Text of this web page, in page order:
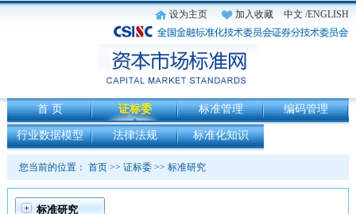
设为主页 加入收藏 中文 /ENGLISH
首 页 证标委 标准管理 编码管理
行业数据模型 法律法规 标准化知识
您当前的位置： 首页>> 证标委>> 标准研究
标准研究